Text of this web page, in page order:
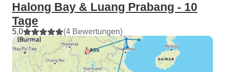
Halong Bay & Luang Prabang - 10
Tage
5,0 (4 Bewertungen)